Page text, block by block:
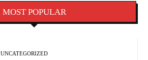
MOST POPULAR
UNCATEGORIZED